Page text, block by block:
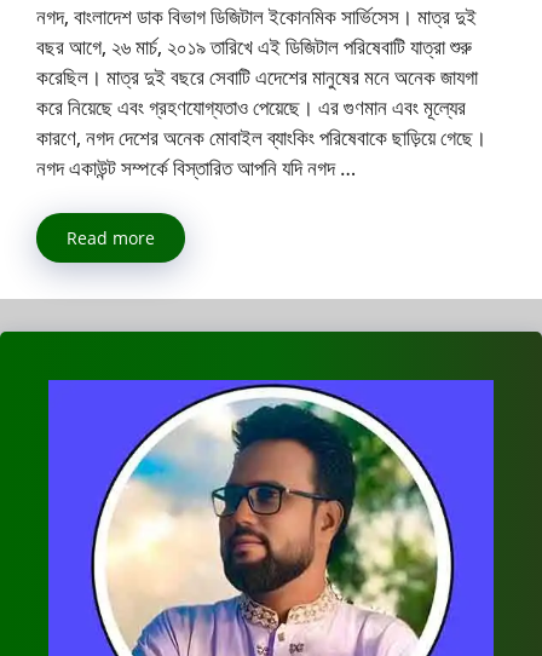
নগদ, বাংলাদেশ ডাক বিভাগ ডিজিটাল ইকোনমিক সার্ভিসেস। মাত্র দুই
বছর আগে, ২৬ মার্চ, ২০১৯ তারিখে এই ডিজিটাল পরিষেবাটি যাত্রা শুরু
করেছিল। মাত্র দুই বছরে সেবাটি এদেশের মানুষের মনে অনেক জাযগা
করে নিয়েছে এবং গ্রহণযোগ্যতাও পেয়েছে। এর গুণমান এবং মূল্যের
কারণে, নগদ দেশের অনেক মোবাইল ব্যাংকিং পরিষেবাকে ছাড়িয়ে গেছে।
নগদ একাউন্ট সম্পর্কে বিস্তারিত আপনি যদি নগদ …
Read more